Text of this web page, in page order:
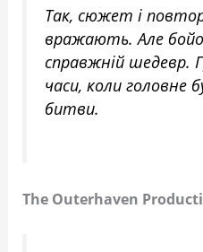
Так, сюжет і
вражають. Але
справжній шедевр.
часи, коли головне
битви.
The Outerhaven